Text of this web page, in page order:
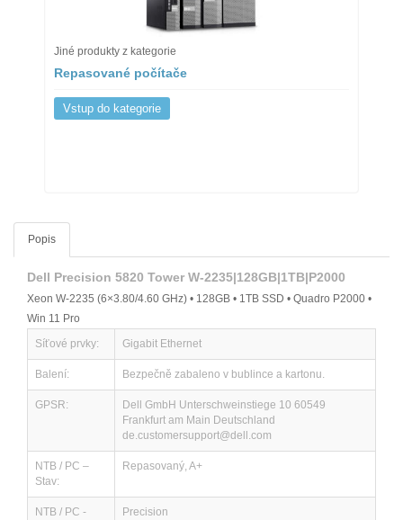
Jiné produkty z kategorie
Repasované počítače
Vstup do kategorie
Popis
Dell Precision 5820 Tower W-2235|128GB|1TB|P2000
Xeon W-2235 (6×3.80/4.60 GHz) • 128GB • 1TB SSD • Quadro P2000 •
Win 11 Pro
Síťové prvky:
Gigabit Ethernet
Balení: Bezpečně zabaleno v bublince a kartonu.
GPSR:
Dell GmbH Unterschweinstiege 10 60549
Frankfurt am Main Deutschland
de.customersupport@dell.com
NTB / PC –
Stav:
Repasovaný, A+
NTB / PC -
Precision